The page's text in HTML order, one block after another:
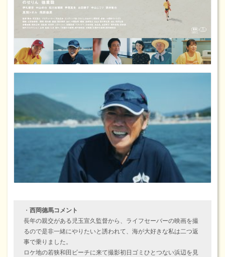
・ 西岡德馬コメント
長年の親交がある児玉宣久監督から、ライフセーバーの映画を撮
るので是非一緒にやりたいと誘われて、海が大好きな私は二つ返
事で乗りました。
ロケ地の若狭和田ビーチに来て撮影初日ゴミひとつない浜辺を見